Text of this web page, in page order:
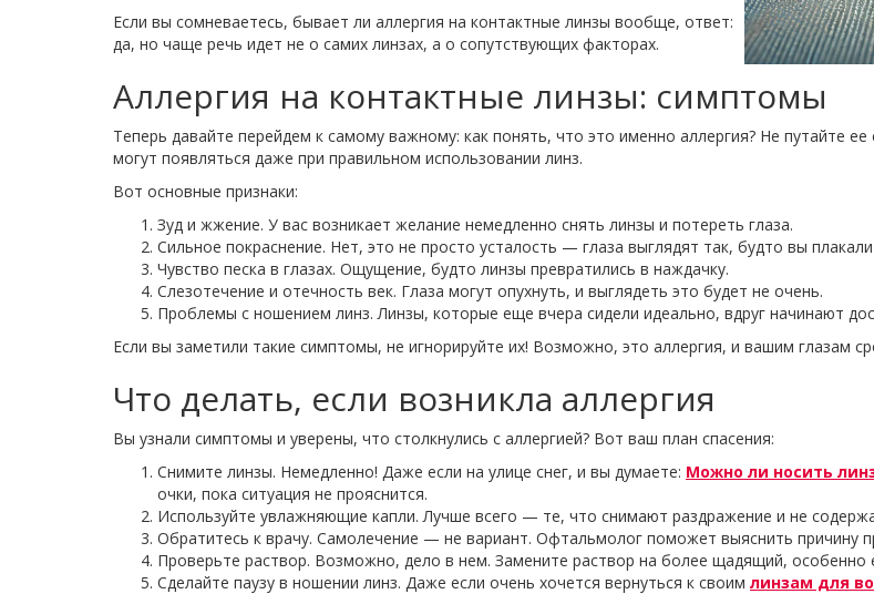
Если вы сомневаетесь, бывает ли аллергия на контактные линзы вообще, ответ:
да, но чаще речь идет не о самих линзах, а о сопутствующих факторах.
Аллергия на контактные линзы: симптомы
Теперь давайте перейдем к самому важному: как понять, что это именно аллергия? Не путайте
могут появляться даже при правильном использовании линз.
Вот основные признаки:
Зуд и жжение. У вас возникает желание немедленно снять линзы и потереть глаза.
Сильное покраснение. Нет, это не просто усталость — глаза выглядят так, будто вы
Чувство песка в глазах. Ощущение, будто линзы превратились в наждачку.
Слезотечение и отечность век. Глаза могут опухнуть, и выглядеть это будет не очень.
Проблемы с ношением линз. Линзы, которые еще вчера сидели идеально, вдруг начинают
Если вы заметили такие симптомы, не игнорируйте их! Возможно, это аллергия, и вашим глазам
Что делать, если возникла аллергия
Вы узнали симптомы и уверены, что столкнулись с аллергией? Вот ваш план спасения:
Снимите линзы. Немедленно! Даже если на улице снег, и вы думаете: Можно ли носить
очки, пока ситуация не прояснится.
Используйте увлажняющие капли. Лучше всего — те, что снимают раздражение и не
Обратитесь к врачу. Самолечение — не вариант. Офтальмолог поможет выяснить причину
Проверьте раствор. Возможно, дело в нем. Замените раствор на более щадящий, особенно
Сделайте паузу в ношении линз. Даже если очень хочется вернуться к своим линзам для